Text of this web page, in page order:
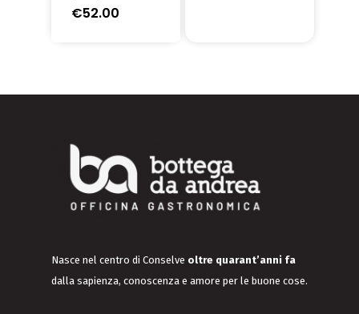
€52.00
Nasce nel centro di Conselve oltre quarant’anni fa
dalla sapienza, conoscenza e amore per le buone cose.